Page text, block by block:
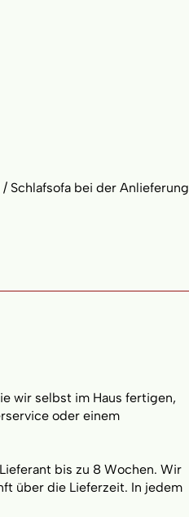
Schlafsofa bei der Anlieferung
wir selbst im Haus fertigen,
oder einem
bis zu 8 Wochen. Wir
über die Lieferzeit. In jedem